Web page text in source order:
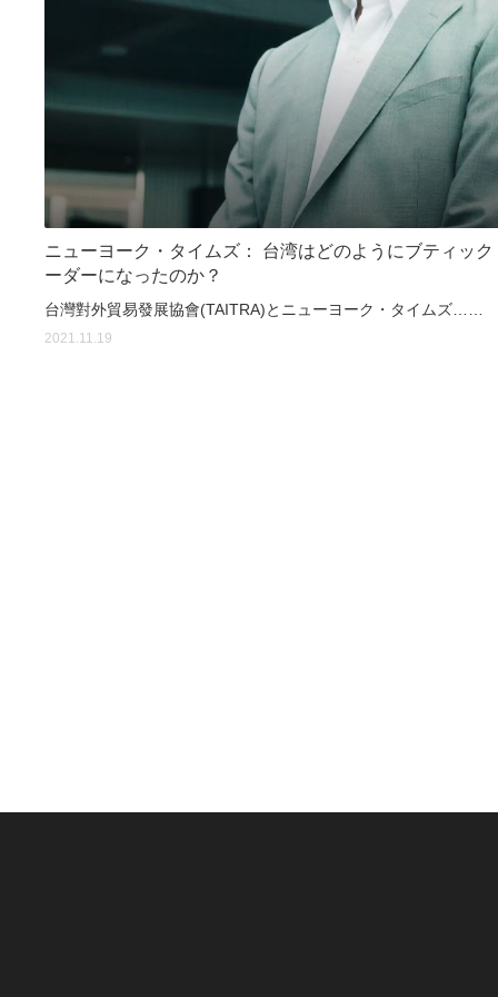
ニューヨーク・タイムズ： 台湾はどのようにブティッ
ーダーになったのか？
台灣對外貿易發展協會(TAITRA)とニューヨーク・タイムズ……
2021.11.19